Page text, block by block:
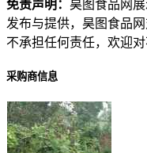
免责声明： 昊图食品网
发布与提供，昊图食品
不承担任何责任，欢迎
采购商信息